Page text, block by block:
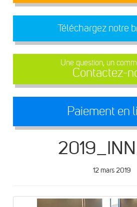
Téléchargez notre
Une question, un
Contactez-
Paiement en
12 mars 2019